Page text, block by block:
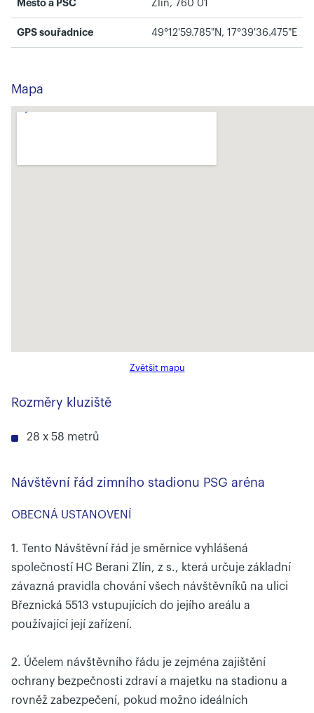
Město a PSČ Zlín, 760 01
GPS souřadnice 49°12'59.785"N, 17°39'36.475"E
Mapa
Zvětšit mapu
Rozměry kluziště
28 x 58 metrů
Návštěvní řád zimního stadionu PSG aréna
OBECNÁ USTANOVENÍ
1. Tento Návštěvní řád je směrnice vyhlášená
společností HC Berani Zlín, z s., která určuje základní
závazná pravidla chování všech návštěvníků na ulici
Březnická 5513 vstupujících do jejího areálu a
používající její zařízení.
2. Účelem návštěvního řádu je zejména zajištění
ochrany bezpečnosti zdraví a majetku na stadionu a
rovněž zabezpečení, pokud možno ideálních